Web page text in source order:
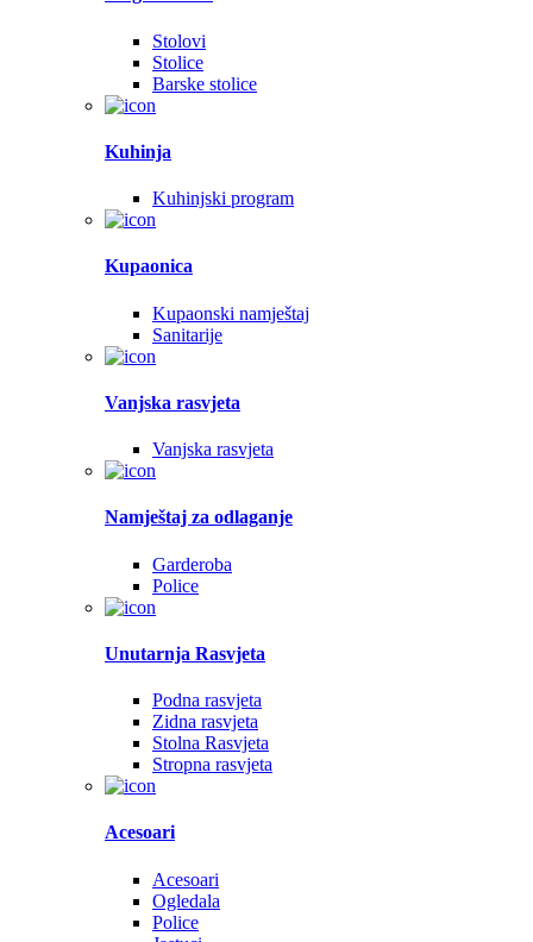
Stolovi
Stolice
Barske stolice
Kuhinja
Kuhinjski program
Kupaonica
Kupaonski namještaj
Sanitarije
Vanjska rasvjeta
Vanjska rasvjeta
Namještaj za odlaganje
Garderoba
Police
Unutarnja Rasvjeta
Podna rasvjeta
Zidna rasvjeta
Stolna Rasvjeta
Stropna rasvjeta
Acesoari
Acesoari
Ogledala
Police